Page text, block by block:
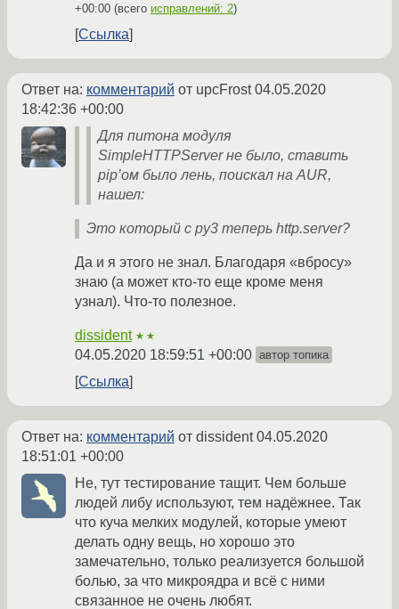
+00:00 (всего исправлений: 2)
Ссылка
Ответ на: комментарий от upcFrost04.05.2020
18:42:36 +00:00
Для питона модуля
SimpleHTTPServer не было, ставить
pip’ом было лень, поискал на AUR,
нашел:
Это который с py3 теперь http.server?
Да и я этого не знал. Благодаря «вбросу»
знаю (а может кто-то еще кроме меня
узнал). Что-то полезное.
dissident ★★
04.05.2020 18:59:51 +00:00 автор топика
Ссылка
Ответ на: комментарий от dissident04.05.2020
18:51:01 +00:00
Не, тут тестирование тащит. Чем больше
людей либу используют, тем надёжнее. Так
что куча мелких модулей, которые умеют
делать одну вещь, но хорошо это
замечательно, только реализуется большой
болью, за что микроядра и всё с ними
связанное не очень любят.